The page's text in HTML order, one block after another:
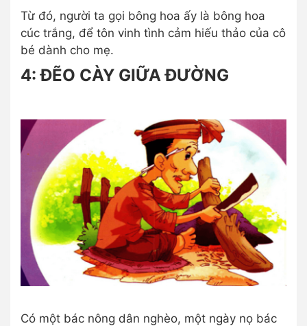
Từ đó, người ta gọi bông hoa ấy là bông hoa
cúc trắng, để tôn vinh tình cảm hiếu thảo của cô
bé dành cho mẹ.
4: ĐẼO CÀY GIỮA ĐƯỜNG
Có một bác nông dân nghèo, một ngày nọ bác